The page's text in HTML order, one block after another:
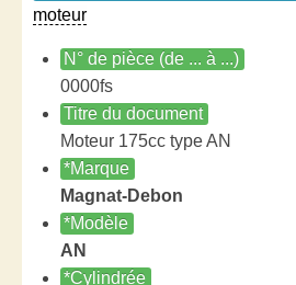
moteur
N° de pièce (de ... à ...)
0000fs
Titre du document
Moteur 175cc type AN
*Marque
Magnat-Debon
*Modèle
AN
*Cylindrée